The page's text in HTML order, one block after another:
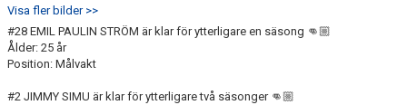
Visa fler bilder >>
#28 EMIL PAULIN STRÖM är klar för ytterligare en säsong 👊🏼
Ålder: 25 år
Position: Målvakt
#2 JIMMY SIMU är klar för ytterligare två säsonger 👊🏼